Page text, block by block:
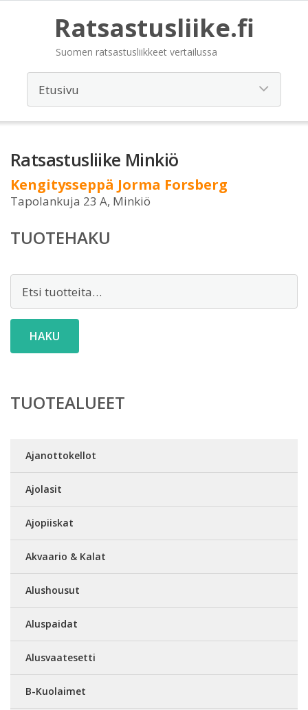
Ratsastusliike.fi
Suomen ratsastusliikkeet vertailussa
Ratsastusliike Minkiö
Kengitysseppä Jorma Forsberg
Tapolankuja 23 A, Minkiö
TUOTEHAKU
HAKU
TUOTEALUEET
Ajanottokellot
Ajolasit
Ajopiiskat
Akvaario & Kalat
Alushousut
Aluspaidat
Alusvaatesetti
B-Kuolaimet